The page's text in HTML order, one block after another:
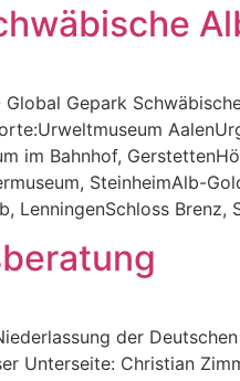
Gepark
im Bahnhof,
SteinheimAlb-
LenningenSchloss Brenz,
der
Unterseite: Christian